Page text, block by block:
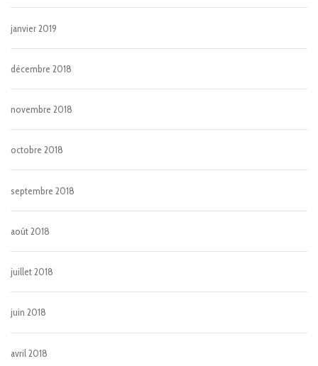
janvier 2019
décembre 2018
novembre 2018
octobre 2018
septembre 2018
août 2018
juillet 2018
juin 2018
avril 2018